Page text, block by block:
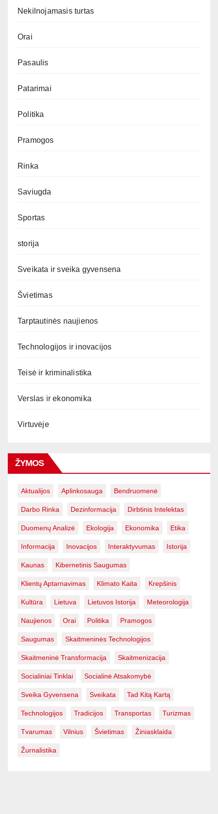
Nekilnojamasis turtas
Orai
Pasaulis
Patarimai
Politika
Pramogos
Rinka
Saviugda
Sportas
storija
Sveikata ir sveika gyvensena
Švietimas
Tarptautinės naujienos
Technologijos ir inovacijos
Teisė ir kriminalistika
Verslas ir ekonomika
Virtuvėje
ŽYMOS
Aktualijos Aplinkosauga Bendruomenė
Darbo Rinka Dezinformacija Dirbtinis Intelektas
Duomenų Analizė Ekologija Ekonomika Etika
Informacija Inovacijos Interaktyvumas Istorija
Kaunas Kibernetinis Saugumas
Klientų Aptarnavimas Klimato Kaita Krepšinis
Kultūra Lietuva Lietuvos Istorija Meteorologija
Naujienos Orai Politika Pramogos
Saugumas Skaitmeninės Technologijos
Skaitmeninė Transformacija Skaitmenizacija
Socialiniai Tinklai Socialinė Atsakomybė
Sveika Gyvensena Sveikata Tad Kitą Kartą
Technologijos Tradicijos Transportas Turizmas
Tvarumas Vilnius Švietimas Žiniasklaida
Žurnalistika